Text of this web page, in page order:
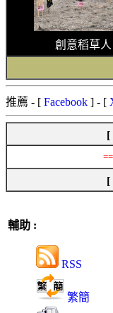
創意稻草人
推薦 - [ Facebook ] - [
[
[
輔助 :
RSS
繁簡